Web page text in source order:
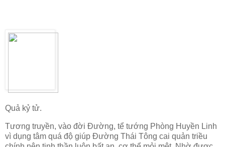
Quả kỷ tử.
Tương truyền, vào đời Đường, tể tướng Phòng Huyền Linh
vì dụng tâm quá độ giúp Đường Thái Tông cai quản triều